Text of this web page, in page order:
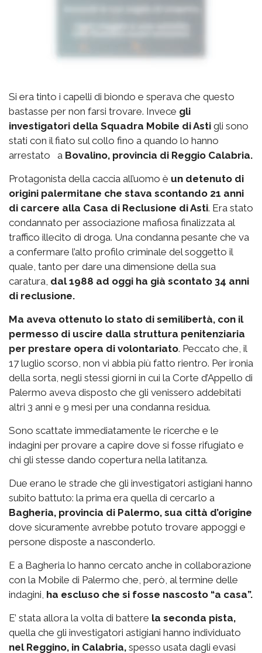
Si era tinto i capelli di biondo e sperava che questo
bastasse per non farsi trovare. Invece gli
investigatori della Squadra Mobile di Asti gli sono
stati con il fiato sul collo fino a quando lo hanno
arrestato a Bovalino, provincia di Reggio Calabria.
Protagonista della caccia all’uomo è un detenuto di
origini palermitane che stava scontando 21 anni
di carcere alla Casa di Reclusione di Asti. Era stato
condannato per associazione mafiosa finalizzata al
traffico illecito di droga. Una condanna pesante che va
a confermare l’alto profilo criminale del soggetto il
quale, tanto per dare una dimensione della sua
caratura, dal 1988 ad oggi ha già scontato 34 anni
di reclusione.
Ma aveva ottenuto lo stato di semilibertà, con il
permesso di uscire dalla struttura penitenziaria
per prestare opera di volontariato. Peccato che, il
17 luglio scorso, non vi abbia più fatto rientro. Per ironia
della sorta, negli stessi giorni in cui la Corte d’Appello di
Palermo aveva disposto che gli venissero addebitati
altri 3 anni e 9 mesi per una condanna residua.
Sono scattate immediatamente le ricerche e le
indagini per provare a capire dove si fosse rifugiato e
chi gli stesse dando copertura nella latitanza.
Due erano le strade che gli investigatori astigiani hanno
subito battuto: la prima era quella di cercarlo a
Bagheria, provincia di Palermo, sua città d’origine
dove sicuramente avrebbe potuto trovare appoggi e
persone disposte a nasconderlo.
E a Bagheria lo hanno cercato anche in collaborazione
con la Mobile di Palermo che, però, al termine delle
indagini, ha escluso che si fosse nascosto “a casa”.
E’ stata allora la volta di battere la seconda pista,
quella che gli investigatori astigiani hanno individuato
nel Reggino, in Calabria, spesso usata dagli evasi